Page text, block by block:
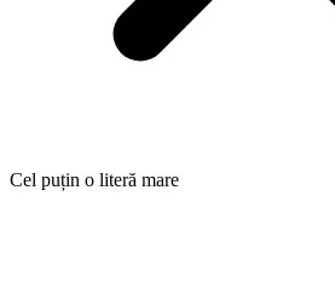
Cel puțin o literă mare